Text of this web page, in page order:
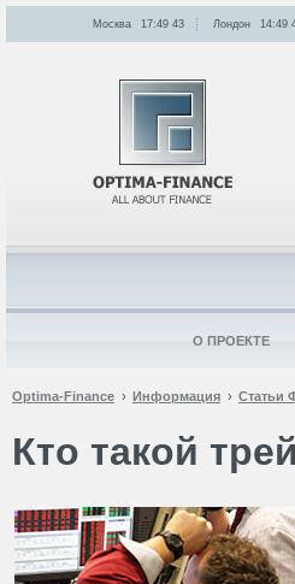
Optima-Finance Информация Статьи
Кто такой
Москва 17:49 43 Лондон 14:49
О ПРОЕКТЕ